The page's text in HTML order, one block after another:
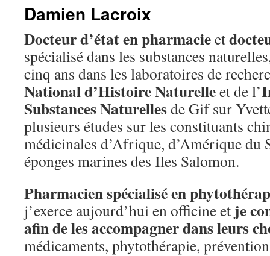
Damien Lacroix
Docteur d’état en pharmacieet
spécialisé dans les substances
cinq ans dans les laboratoires de
National d’Histoire Naturelleet de l’
Substances Naturellesde Gif sur
plusieurs études sur les constituants
médicinales d’Afrique, d’Amérique du
éponges marines des Iles Salomon.
Pharmacien spécialisé en
j’exerce aujourd’hui en officine et je
afin de les accompagner dans leurs
médicaments, phytothérapie,